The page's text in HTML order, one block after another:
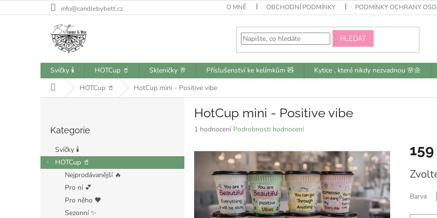
na
info@candlebybett.cz O MNĚ OBCHODNÍ PODMÍNKY PODMÍNKY OCHRANY
HLEDAT
Svíčky 🕯️ HOTCup 🥤 Skleničky 🥂 Příslušenství ke kelímkům 🧸 Kytice , které nikdy nezvadnou 🌸🌼
Domů HOTCup 🥤 HotCup mini - Positive vibe
a
n
kategorie
Kategorie
Svíčky 🕯️
HOTCup 🥤
Nejprodávanější 🔥
Pro ní 💕
Pro něho 🖤
Sezonní ✨
HotCup mini - Positive vibe
Průměrné
hvězdiček.
1 hodnocení Podrobnosti hodnocení
cena:
Barva